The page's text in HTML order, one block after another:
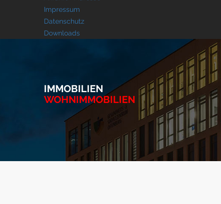
Impressum
Datenschutz
Downloads
IMMOBILIEN
WOHNIMMOBILIEN